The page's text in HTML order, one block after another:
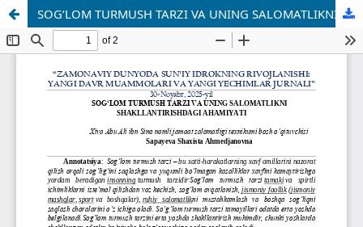
SOG‘LOM TURMUSH TARZI VA UNING SALOMATLIKNI SHAKLLANTIRISHDAGI AHAMIYATI